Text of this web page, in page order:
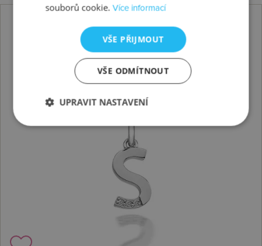
souborů cookie.Více informací
VŠE PŘIJMOUT
VŠE ODMÍTNOUT
UPRAVIT NASTAVENÍ